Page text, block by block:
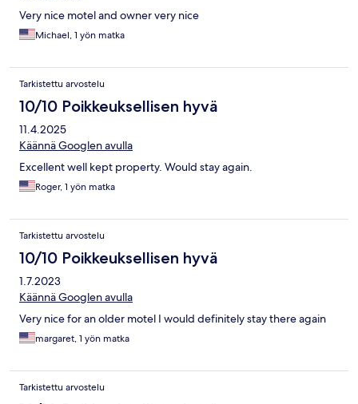
Very nice motel and owner very nice
Michael, 1 yön matka
Tarkistettu arvostelu
10/10 Poikkeuksellisen hyvä
11.4.2025
Käännä Googlen avulla
Excellent well kept property. Would stay again.
Roger, 1 yön matka
Tarkistettu arvostelu
10/10 Poikkeuksellisen hyvä
1.7.2023
Käännä Googlen avulla
Very nice for an older motel I would definitely stay there again
margaret, 1 yön matka
Tarkistettu arvostelu